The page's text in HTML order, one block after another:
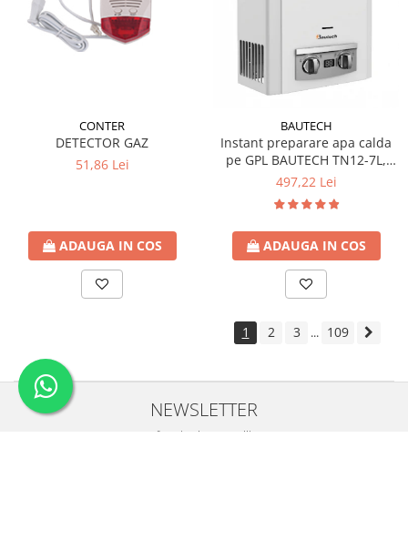
CONTER
DETECTOR GAZ
51,86 Lei
ADAUGA IN COS
BAUTECH
Instant preparare apa calda
pe GPL BAUTECH TN12-7L,
tiraj natural
497,22 Lei
ADAUGA IN COS
1 2 3 ... 109
NEWSLETTER
Nu rata ofertele si promotiile noastre